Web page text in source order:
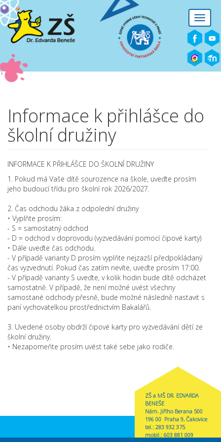
Přejít k hlavnímu obsahu
Toggle
Informace k přihlášce do
školní družiny
INFORMACE K PŘIHLÁŠCE DO ŠKOLNÍ DRUŽINY
1. Pokud má Vaše dítě sourozence na škole, uveďte prosím
jeho budoucí třídu pro školní rok 2026/2027.
2. Čas odchodu žáka z odpolední družiny
• Vyplňte prosím:
- S = samostatný odchod
- D = odchod v doprovodu (vyzvedávání pomocí čipové karty)
• Dále uveďte čas odchodu.
- V případě varianty D prosím vyplňte nejzazší předpokládaný
čas vyzvednutí. Pokud čas zatím nevíte, uveďte prosím 17:00.
- V případě varianty S uveďte, v kolik hodin bude dítě odcházet
samostatně. V případě, že není možné uvést všechny
samostané odchody přesně, bude možné následně nastavit s
paní vychovatelkou prostřednictvím Bakalářů.
3. Uvedené osoby obdrží čipové karty pro vyzvedávání dětí ze
školní družiny.
• Nezapomeňte prosím uvést také sebe jako rodiče.
ZŠ a MŠ DR. EDVARDA
BENEŠE
Nám. Jiřího Berana 500
196 00 Praha 9, Čakovice
tel.: 283 932 375
mobil.: 603 881 009